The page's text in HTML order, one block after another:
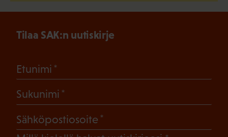
Tilaa SAK:n uutiskirje
Etunimi
Sukunimi
Sähköpostiosoite